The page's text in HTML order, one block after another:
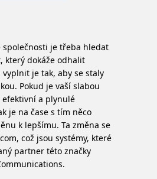
společnosti je třeba hledat
který dokáže odhalit
je tak, aby se staly
Pokud je vaší slabou
a plynulé
je na čase s tím něco
k lepšímu. Ta změna se
což jsou systémy, které
partner této značky